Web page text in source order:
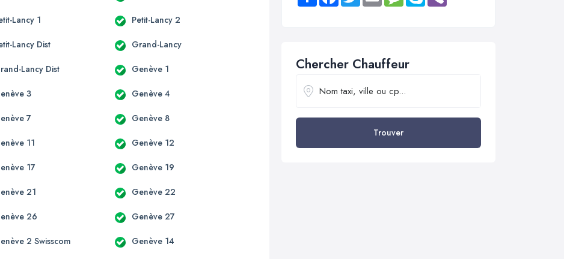
Lancy 1 Petit-Lancy 2
Lancy Dist Grand-Lancy
Lancy Dist Genève 1
3 Genève 4
7 Genève 8
11 Genève 12
17 Genève 19
21 Genève 22
26 Genève 27
2 Swisscom Genève 14
Chercher Chauffeur
Trouver